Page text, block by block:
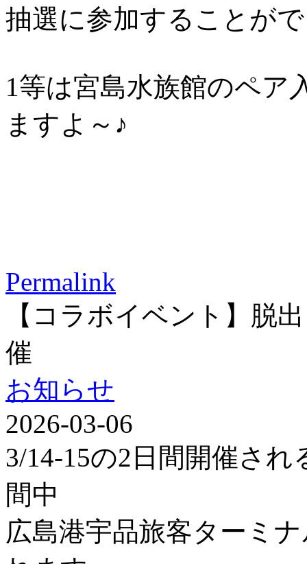
抽選に参加することが
1等は宮島水族館のペア
ますよ～♪
Permalink
【コラボイベント】脱
催
お知らせ
2026-03-06
3/14-15の2日間開催さ
間中
広島港宇品旅客ターミ